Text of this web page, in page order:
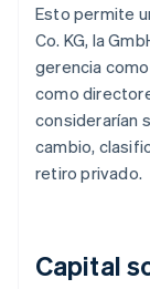
Esto permite
Co. KG, la
gerencia
como
considerarían
cambio,
retiro privado.
Capital